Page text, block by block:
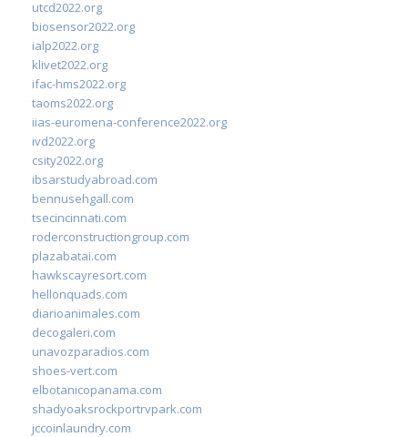
utcd2022.org
biosensor2022.org
ialp2022.org
klivet2022.org
ifac-hms2022.org
taoms2022.org
iias-euromena-conference2022.org
ivd2022.org
csity2022.org
ibsarstudyabroad.com
bennusehgall.com
tsecincinnati.com
roderconstructiongroup.com
plazabatai.com
hawkscayresort.com
hellonquads.com
diarioanimales.com
decogaleri.com
unavozparadios.com
shoes-vert.com
elbotanicopanama.com
shadyoaksrockportrvpark.com
jccoinlaundry.com